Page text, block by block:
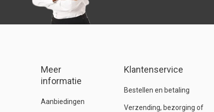
Meer
informatie
Aanbiedingen
Klantenservice
Bestellen en betaling
Verzending, bezorging of